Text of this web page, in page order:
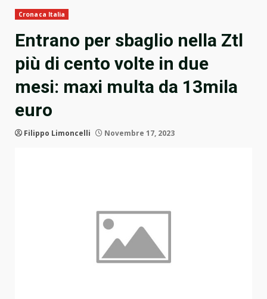
Cronaca Italia
Entrano per sbaglio nella Ztl
più di cento volte in due
mesi: maxi multa da 13mila
euro
Filippo Limoncelli Novembre 17, 2023